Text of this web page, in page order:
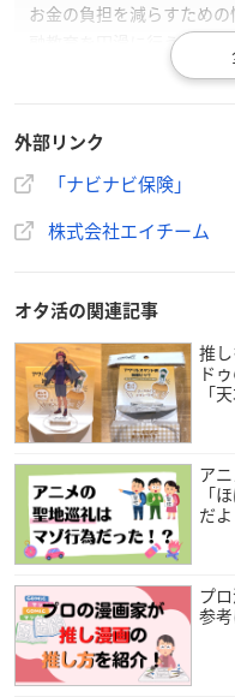
お金の負担を減らすため
融教育を円滑に行うのに
し、保険やお金に対する
展に貢献していきます。
推し活にかけるお金
【調査期間】
2022年12月21日～2022年12
【調査機関】
調査委託先：株式会社ジ
【調査対象】
全国のジャンルを問わずな
満の男女
【サンプル数】
外部リンク
「ナビナビ保険」
株式会社エイチーム
オタ活の関連記事
推
ド
「
ア
「
だよ
プ
参